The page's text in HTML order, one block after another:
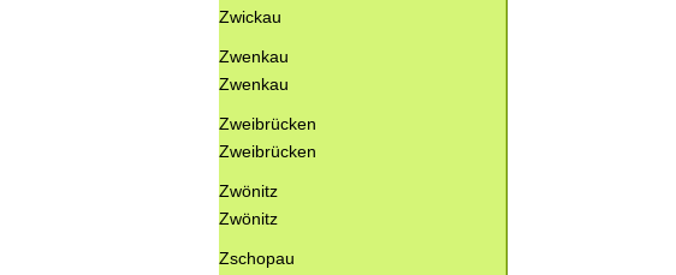
Zwickau
Zwenkau
Zwenkau
Zweibrücken
Zweibrücken
Zwönitz
Zwönitz
Zschopau